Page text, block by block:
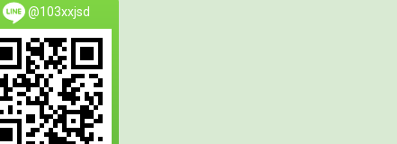
@103xxjsd